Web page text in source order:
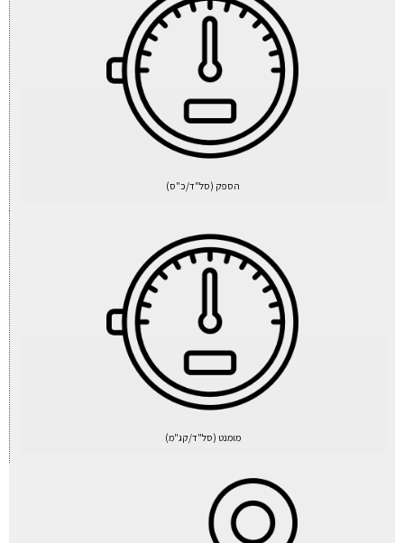
הספק (סל"ד/כ"ס)
מומנט (סל"ד/קג"מ)